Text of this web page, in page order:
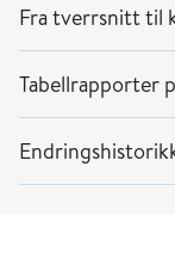
Fra tverrsnitt til
Tabellrapporter